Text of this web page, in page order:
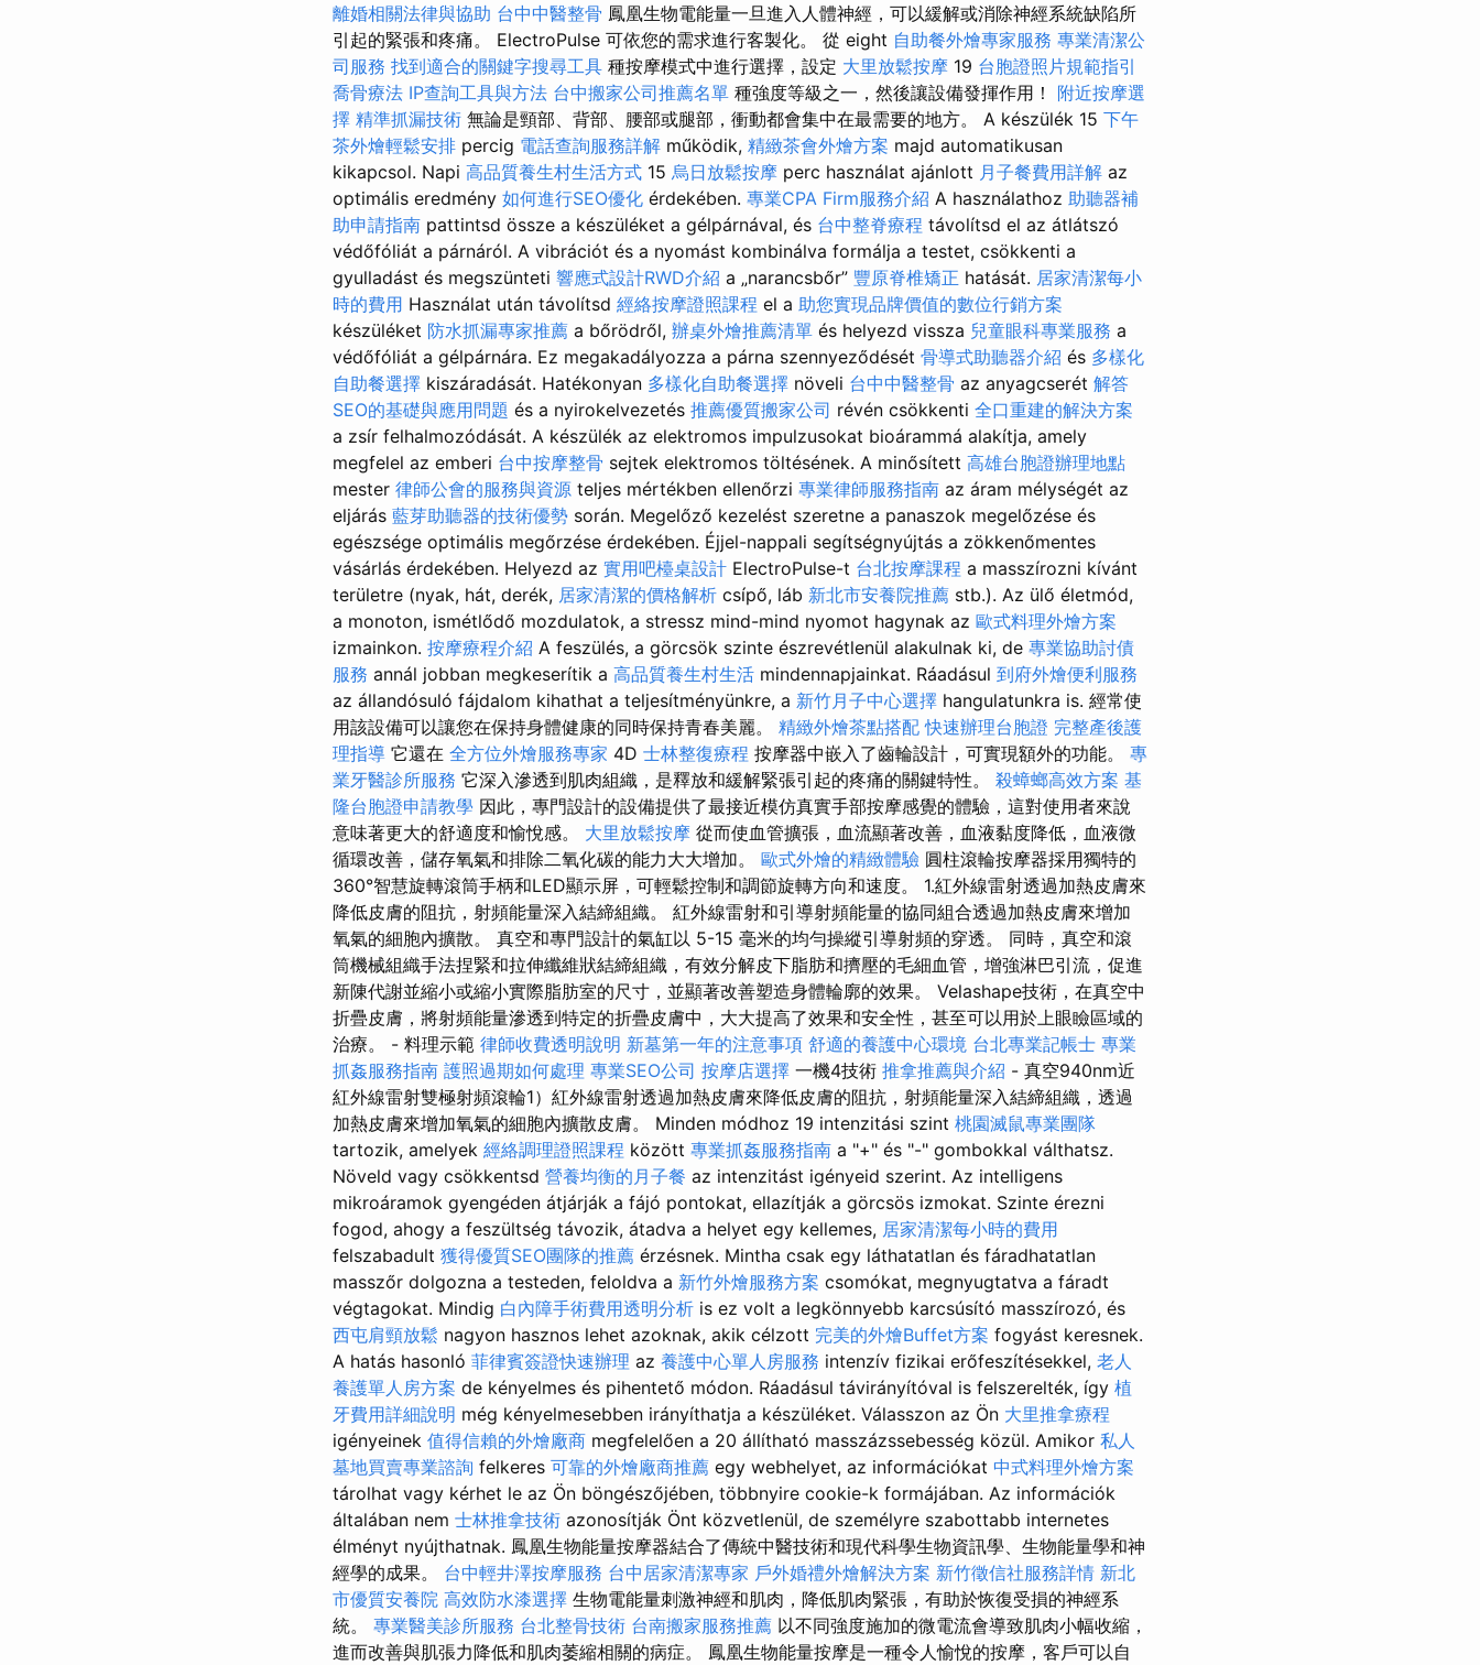
離婚相關法律與協助 台中中醫整骨 鳳凰生物電能量一旦進入人體神經，可以緩解或消除神經系統缺陷所
引起的緊張和疼痛。 ElectroPulse 可依您的需求進行客製化。 從 eight 自助餐外燴專家服務 專業清潔公
司服務 找到適合的關鍵字搜尋工具 種按摩模式中進行選擇，設定 大里放鬆按摩 19 台胞證照片規範指引
喬骨療法 IP查詢工具與方法 台中搬家公司推薦名單 種強度等級之一，然後讓設備發揮作用！ 附近按摩選
擇 精準抓漏技術 無論是頸部、背部、腰部或腿部，衝動都會集中在最需要的地方。 A készülék 15 下午
茶外燴輕鬆安排 percig 電話查詢服務詳解 működik, 精緻茶會外燴方案 majd automatikusan
kikapcsol. Napi 高品質養生村生活方式 15 烏日放鬆按摩 perc használat ajánlott 月子餐費用詳解 az
optimális eredmény 如何進行SEO優化 érdekében. 專業CPA Firm服務介紹 A használathoz 助聽器補
助申請指南 pattintsd össze a készüléket a gélpárnával, és 台中整脊療程 távolítsd el az átlátszó
védőfóliát a párnáról. A vibrációt és a nyomást kombinálva formálja a testet, csökkenti a
gyulladást és megszünteti 響應式設計RWD介紹 a „narancsbőr” 豐原脊椎矯正 hatását. 居家清潔每小
時的費用 Használat után távolítsd 經絡按摩證照課程 el a 助您實現品牌價值的數位行銷方案
készüléket 防水抓漏專家推薦 a bőrödről, 辦桌外燴推薦清單 és helyezd vissza 兒童眼科專業服務 a
védőfóliát a gélpárnára. Ez megakadályozza a párna szennyeződését 骨導式助聽器介紹 és 多樣化
自助餐選擇 kiszáradását. Hatékonyan 多樣化自助餐選擇 növeli 台中中醫整骨 az anyagcserét 解答
SEO的基礎與應用問題 és a nyirokelvezetés 推薦優質搬家公司 révén csökkenti 全口重建的解決方案
a zsír felhalmozódását. A készülék az elektromos impulzusokat bioárammá alakítja, amely
megfelel az emberi 台中按摩整骨 sejtek elektromos töltésének. A minősített 高雄台胞證辦理地點
mester 律師公會的服務與資源 teljes mértékben ellenőrzi 專業律師服務指南 az áram mélységét az
eljárás 藍芽助聽器的技術優勢 során. Megelőző kezelést szeretne a panaszok megelőzése és
egészsége optimális megőrzése érdekében. Éjjel-nappali segítségnyújtás a zökkenőmentes
vásárlás érdekében. Helyezd az 實用吧檯桌設計 ElectroPulse-t 台北按摩課程 a masszírozni kívánt
területre (nyak, hát, derék, 居家清潔的價格解析 csípő, láb 新北市安養院推薦 stb.). Az ülő életmód,
a monoton, ismétlődő mozdulatok, a stressz mind-mind nyomot hagynak az 歐式料理外燴方案
izmainkon. 按摩療程介紹 A feszülés, a görcsök szinte észrevétlenül alakulnak ki, de 專業協助討債
服務 annál jobban megkeserítik a 高品質養生村生活 mindennapjainkat. Ráadásul 到府外燴便利服務
az állandósuló fájdalom kihathat a teljesítményünkre, a 新竹月子中心選擇 hangulatunkra is. 經常使
用該設備可以讓您在保持身體健康的同時保持青春美麗。 精緻外燴茶點搭配 快速辦理台胞證 完整產後護
理指導 它還在 全方位外燴服務專家 4D 士林整復療程 按摩器中嵌入了齒輪設計，可實現額外的功能。 專
業牙醫診所服務 它深入滲透到肌肉組織，是釋放和緩解緊張引起的疼痛的關鍵特性。 殺蟑螂高效方案 基
隆台胞證申請教學 因此，專門設計的設備提供了最接近模仿真實手部按摩感覺的體驗，這對使用者來說
意味著更大的舒適度和愉悅感。 大里放鬆按摩 從而使血管擴張，血流顯著改善，血液黏度降低，血液微
循環改善，儲存氧氣和排除二氧化碳的能力大大增加。 歐式外燴的精緻體驗 圓柱滾輪按摩器採用獨特的
360°智慧旋轉滾筒手柄和LED顯示屏，可輕鬆控制和調節旋轉方向和速度。 1.紅外線雷射透過加熱皮膚來
降低皮膚的阻抗，射頻能量深入結締組織。 紅外線雷射和引導射頻能量的協同組合透過加熱皮膚來增加
氧氣的細胞內擴散。 真空和專門設計的氣缸以 5-15 毫米的均勻操縱引導射頻的穿透。 同時，真空和滾
筒機械組織手法捏緊和拉伸纖維狀結締組織，有效分解皮下脂肪和擠壓的毛細血管，增強淋巴引流，促進
新陳代謝並縮小或縮小實際脂肪室的尺寸，並顯著改善塑造身體輪廓的效果。 Velashape技術，在真空中
折疊皮膚，將射頻能量滲透到特定的折疊皮膚中，大大提高了效果和安全性，甚至可以用於上眼瞼區域的
治療。 - 料理示範 律師收費透明說明 新墓第一年的注意事項 舒適的養護中心環境 台北專業記帳士 專業
抓姦服務指南 護照過期如何處理 專業SEO公司 按摩店選擇 一機4技術 推拿推薦與介紹 - 真空940nm近
紅外線雷射雙極射頻滾輪1）紅外線雷射透過加熱皮膚來降低皮膚的阻抗，射頻能量深入結締組織，透過
加熱皮膚來增加氧氣的細胞內擴散皮膚。 Minden módhoz 19 intenzitási szint 桃園滅鼠專業團隊
tartozik, amelyek 經絡調理證照課程 között 專業抓姦服務指南 a "+" és "-" gombokkal válthatsz.
Növeld vagy csökkentsd 營養均衡的月子餐 az intenzitást igényeid szerint. Az intelligens
mikroáramok gyengéden átjárják a fájó pontokat, ellazítják a görcsös izmokat. Szinte érezni
fogod, ahogy a feszültség távozik, átadva a helyet egy kellemes, 居家清潔每小時的費用
felszabadult 獲得優質SEO團隊的推薦 érzésnek. Mintha csak egy láthatatlan és fáradhatatlan
masszőr dolgozna a testeden, feloldva a 新竹外燴服務方案 csomókat, megnyugtatva a fáradt
végtagokat. Mindig 白內障手術費用透明分析 is ez volt a legkönnyebb karcsúsító masszírozó, és
西屯肩頸放鬆 nagyon hasznos lehet azoknak, akik célzott 完美的外燴Buffet方案 fogyást keresnek.
A hatás hasonló 菲律賓簽證快速辦理 az 養護中心單人房服務 intenzív fizikai erőfeszítésekkel, 老人
養護單人房方案 de kényelmes és pihentető módon. Ráadásul távirányítóval is felszerelték, így 植
牙費用詳細說明 még kényelmesebben irányíthatja a készüléket. Válasszon az Ön 大里推拿療程
igényeinek 值得信賴的外燴廠商 megfelelően a 20 állítható masszázssebesség közül. Amikor 私人
墓地買賣專業諮詢 felkeres 可靠的外燴廠商推薦 egy webhelyet, az információkat 中式料理外燴方案
tárolhat vagy kérhet le az Ön böngészőjében, többnyire cookie-k formájában. Az információk
általában nem 士林推拿技術 azonosítják Önt közvetlenül, de személyre szabottabb internetes
élményt nyújthatnak. 鳳凰生物能量按摩器結合了傳統中醫技術和現代科學生物資訊學、生物能量學和神
經學的成果。 台中輕井澤按摩服務 台中居家清潔專家 戶外婚禮外燴解決方案 新竹徵信社服務詳情 新北
市優質安養院 高效防水漆選擇 生物電能量刺激神經和肌肉，降低肌肉緊張，有助於恢復受損的神經系
統。 專業醫美診所服務 台北整骨技術 台南搬家服務推薦 以不同強度施加的微電流會導致肌肉小幅收縮，
進而改善與肌張力降低和肌肉萎縮相關的病症。 鳳凰生物能量按摩是一種令人愉悅的按摩，客戶可以自